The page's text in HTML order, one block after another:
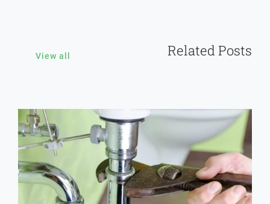
Related Posts
View all